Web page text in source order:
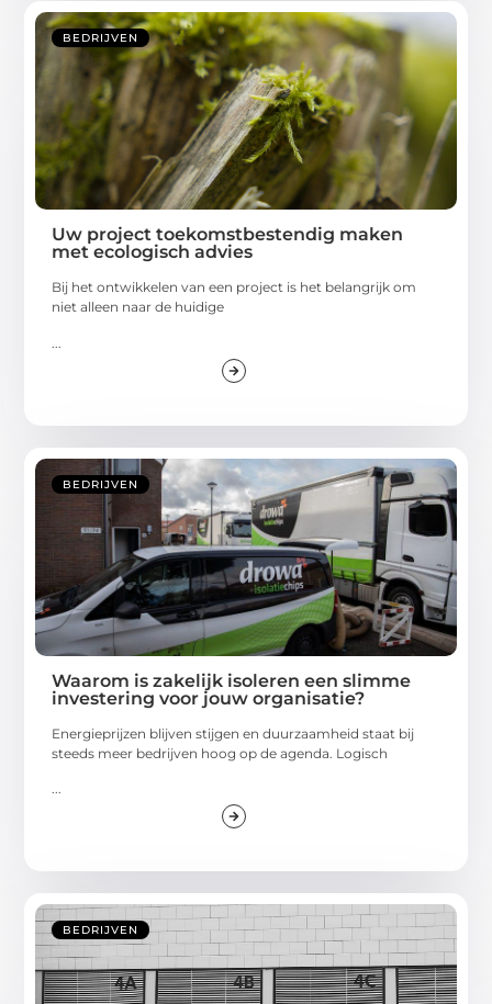
BEDRIJVEN
Uw project toekomstbestendig maken
met ecologisch advies
Bij het ontwikkelen van een project is het belangrijk om
niet alleen naar de huidige
BEDRIJVEN
Waarom is zakelijk isoleren een slimme
investering voor jouw organisatie?
Energieprijzen blijven stijgen en duurzaamheid staat bij
steeds meer bedrijven hoog op de agenda. Logisch
...
BEDRIJVEN